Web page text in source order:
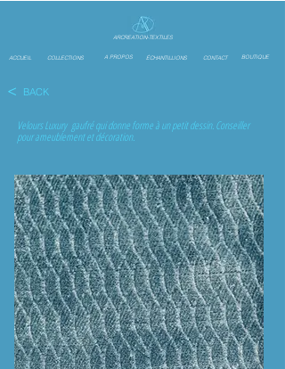
ARCREATION-TEXTILES
ACCUEIL COLLECTIONS A PROPOS ÉCHANTILLIONS CONTACT BOUTIQUE
< BACK
Velours Luxury gaufré qui donne forme à un petit dessin. Conseiller
pour ameublement et décoration.